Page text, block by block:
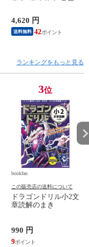
健二
4,620 円
送料無料 42
ランキングをもっと見る
3位
bookfan
この販売店の送料について
ドラゴンドリル小2文
章読解のまき
990 円
9